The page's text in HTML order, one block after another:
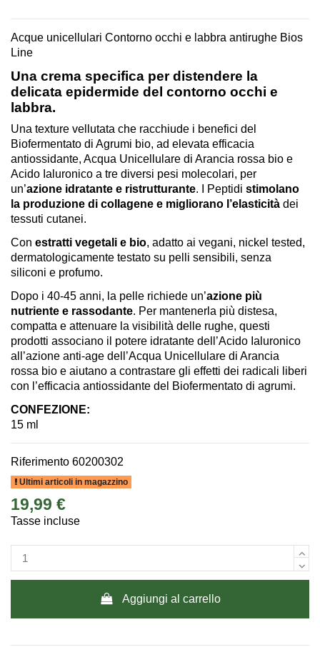
Acque unicellulari Contorno occhi e labbra antirughe Bios
Line
Una crema specifica per distendere la
delicata epidermide del contorno occhi e
labbra.
Una texture vellutata che racchiude i benefici del
Biofermentato di Agrumi bio, ad elevata efficacia
antiossidante, Acqua Unicellulare di Arancia rossa bio e
Acido Ialuronico a tre diversi pesi molecolari, per
un’azione idratante e ristrutturante. I Peptidi stimolano
la produzione di collagene e migliorano l’elasticità dei
tessuti cutanei.
Con estratti vegetali e bio, adatto ai vegani, nickel tested,
dermatologicamente testato su pelli sensibili, senza
siliconi e profumo.
Dopo i 40-45 anni, la pelle richiede un’azione più
nutriente e rassodante. Per mantenerla più distesa,
compatta e attenuare la visibilità delle rughe, questi
prodotti associano il potere idratante dell’Acido Ialuronico
all’azione anti-age dell’Acqua Unicellulare di Arancia
rossa bio e aiutano a contrastare gli effetti dei radicali liberi
con l’efficacia antiossidante del Biofermentato di agrumi.
CONFEZIONE:
15 ml
Riferimento 60200302
Ultimi articoli in magazzino
19,99 €
Tasse incluse
Aggiungi al carrello